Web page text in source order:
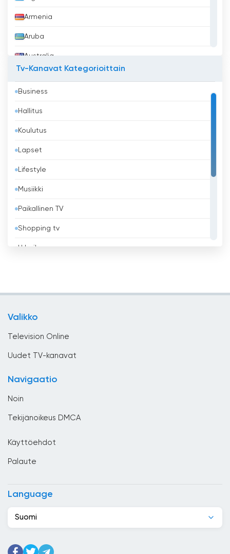
Armenia
Aruba
Australia
Bahrain
Bangladesh
Barbados
Belgia
Belize
Benin
Bhutan
Bolivia
El Salvador
Espanja
Georgia
Tv-Kanavat Kategorioittain
Business
Hallitus
Koulutus
Lapset
Lifestyle
Musiikki
Paikallinen TV
Shopping tv
Urheilu
Valikko
Television Online
Uudet TV-kanavat
Navigaatio
Noin
Tekijänoikeus DMCA
Käyttöehdot
Palaute
Language
Suomi